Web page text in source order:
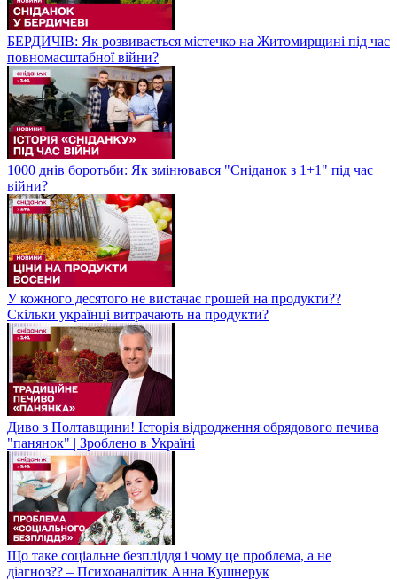
БЕРДИЧІВ: Як розвивається містечко на Житомирщині під час
повномасштабної війни?
1000 днів боротьби: Як змінювався "Сніданок з 1+1" під час
війни?
У кожного десятого не вистачає грошей на продукти??
Скільки українці витрачають на продукти?
Диво з Полтавщини! Історія відродження обрядового печива
"панянок" | Зроблено в Україні
Що таке соціальне безпліддя і чому це проблема, а не
діагноз?? – Психоаналітик Анна Кушнерук